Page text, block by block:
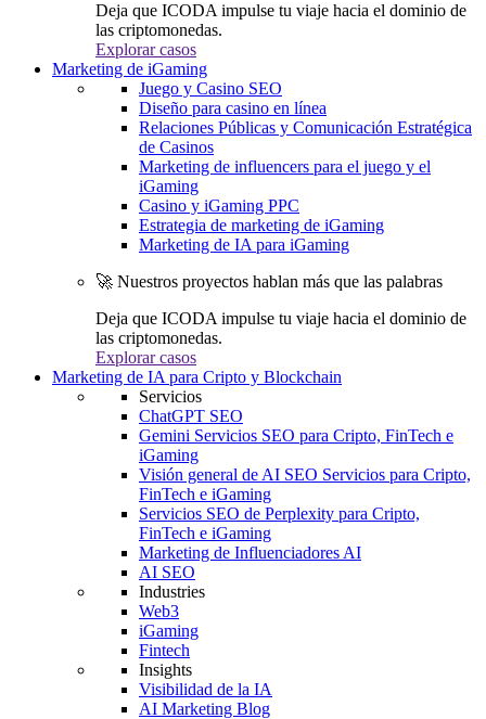
Deja que ICODA impulse tu viaje hacia el dominio de
las criptomonedas.
Explorar casos
Marketing de iGaming
Juego y Casino SEO
Diseño para casino en línea
Relaciones Públicas y Comunicación Estratégica
de Casinos
Marketing de influencers para el juego y el
iGaming
Casino y iGaming PPC
Estrategia de marketing de iGaming
Marketing de IA para iGaming
🚀 Nuestros proyectos hablan más que las palabras
Deja que ICODA impulse tu viaje hacia el dominio de
las criptomonedas.
Explorar casos
Marketing de IA para Cripto y Blockchain
Servicios
ChatGPT SEO
Gemini Servicios SEO para Cripto, FinTech e
iGaming
Visión general de AI SEO Servicios para Cripto,
FinTech e iGaming
Servicios SEO de Perplexity para Cripto,
FinTech e iGaming
Marketing de Influenciadores AI
AI SEO
Industries
Web3
iGaming
Fintech
Insights
Visibilidad de la IA
AI Marketing Blog